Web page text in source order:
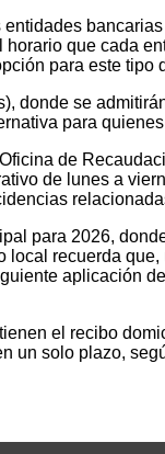
que cada
para este tipo
donde se
para
de
de lunes a
para 2026,
recuerda
aplicación
el recibo
solo plazo,